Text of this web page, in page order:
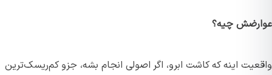
عوارضش چیه؟
واقعیت اینه که کاشت ابرو، اگر اصولی انجام بشه، جزو کم‌ریسک‌ترین